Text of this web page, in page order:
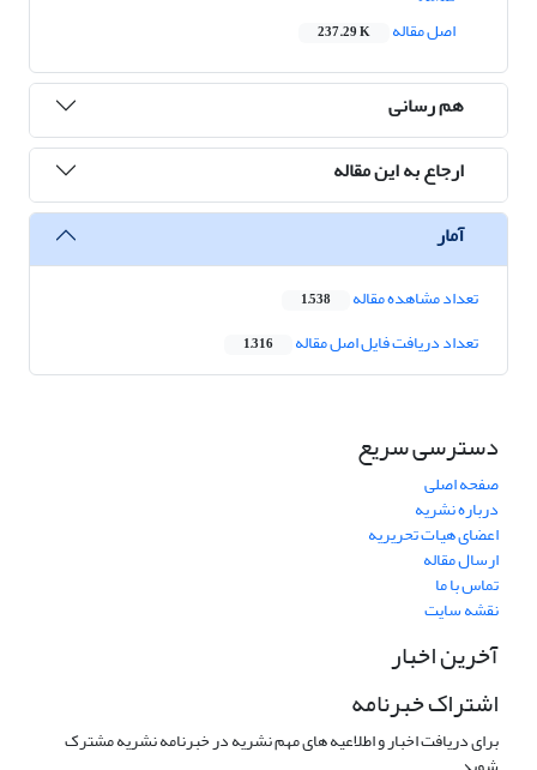
اصل مقاله
237.29 K
هم رسانی
ارجاع به این مقاله
آمار
تعداد مشاهده مقاله 1,538
تعداد دریافت فایل اصل مقاله 1,316
دسترسی سریع
صفحه اصلی
درباره نشریه
اعضای هیات تحریریه
ارسال مقاله
تماس با ما
نقشه سایت
آخرین اخبار
اشتراک خبرنامه
برای دریافت اخبار و اطلاعیه های مهم نشریه در خبرنامه نشریه مشترک